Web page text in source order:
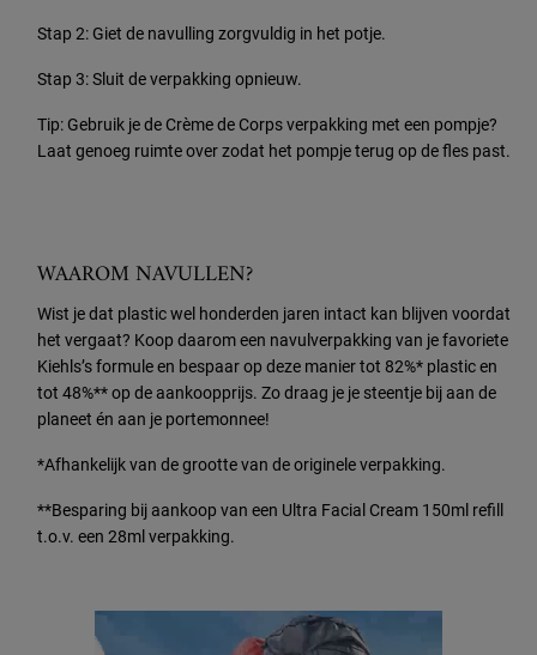
Stap 2: Giet de navulling zorgvuldig in het potje.
Stap 3: Sluit de verpakking opnieuw. ​
Tip: Gebruik je de Crème de Corps verpakking met een pompje?
Laat genoeg ruimte over zodat het pompje terug op de fles past.​
WAAROM NAVULLEN?
Wist je dat plastic wel honderden jaren intact kan blijven voordat
het vergaat? Koop daarom een navulverpakking van je favoriete
Kiehls’s formule en bespaar op deze manier tot 82%* plastic en
tot 48%** op de aankoopprijs. Zo draag je je steentje bij aan de
planeet én aan je portemonnee! ​
*Afhankelijk van de grootte van de originele verpakking. ​
**Besparing bij aankoop van een Ultra Facial Cream 150ml refill
t.o.v. een 28ml verpakking.